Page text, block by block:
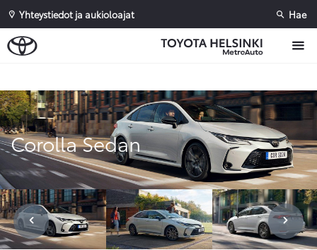
Yhteystiedot ja aukioloajat Hae
Corolla Sedan
Sivuhaku